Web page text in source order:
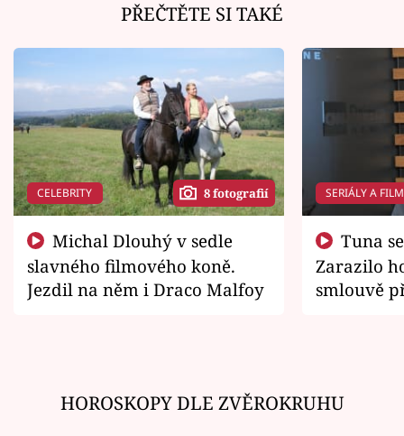
PŘEČTĚTE SI TAKÉ
CELEBRITY 8 fotografií
slavného filmového koně.
Jezdil na něm i Draco Malfoy
SERIÁLY A
Zarazilo
smlouvě
HOROSKOPY DLE ZVĚROKRUHU